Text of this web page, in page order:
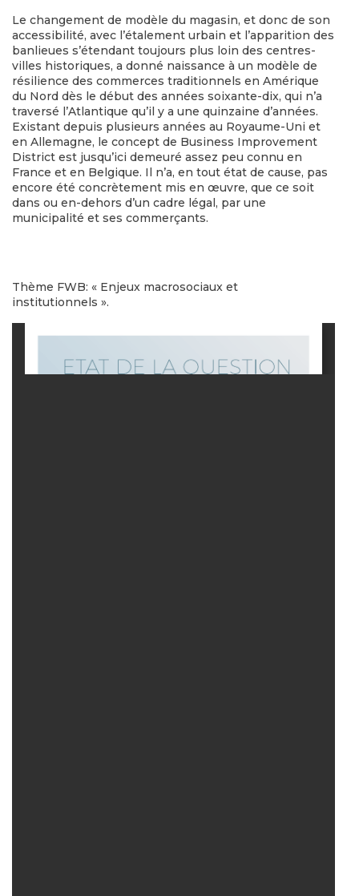
Le changement de modèle du magasin, et donc de son
accessibilité, avec l’étalement urbain et l’apparition des
banlieues s’étendant toujours plus loin des centres-
villes historiques, a donné naissance à un modèle de
résilience des commerces traditionnels en Amérique
du Nord dès le début des années soixante-dix, qui n’a
traversé l’Atlantique qu’il y a une quinzaine d’années.
Existant depuis plusieurs années au Royaume-Uni et
en Allemagne, le concept de Business Improvement
District est jusqu’ici demeuré assez peu connu en
France et en Belgique. Il n’a, en tout état de cause, pas
encore été concrètement mis en œuvre, que ce soit
dans ou en-dehors d’un cadre légal, par une
municipalité et ses commerçants.
Thème FWB: « Enjeux macrosociaux et
institutionnels ».